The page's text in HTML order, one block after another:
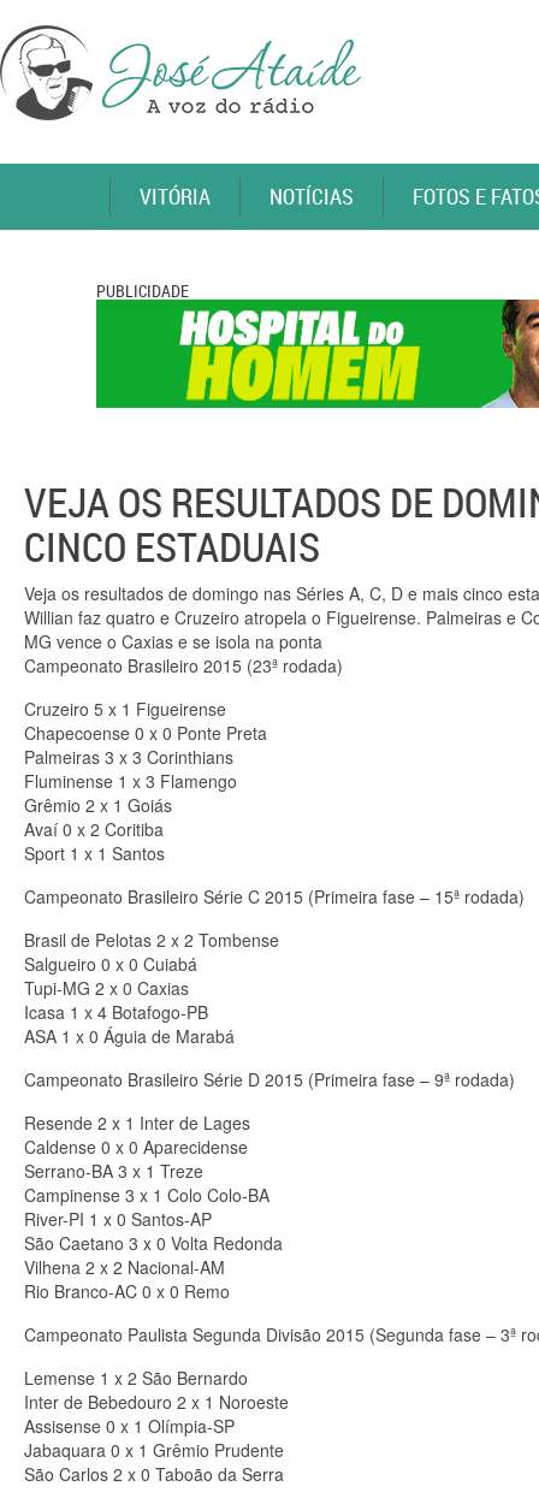
VITÓRIA NOTÍCIAS FOTOS E
PUBLICIDADE
VEJA OS RESULTADOS DE
CINCO ESTADUAIS
Veja os resultados de domingo nas Séries A, C, D e mais cinco
Willian faz quatro e Cruzeiro atropela o Figueirense. Palmeiras e
MG vence o Caxias e se isola na ponta
Campeonato Brasileiro 2015 (23ª rodada)
Cruzeiro 5 x 1 Figueirense
Chapecoense 0 x 0 Ponte Preta
Palmeiras 3 x 3 Corinthians
Fluminense 1 x 3 Flamengo
Grêmio 2 x 1 Goiás
Avaí 0 x 2 Coritiba
Sport 1 x 1 Santos
Campeonato Brasileiro Série C 2015 (Primeira fase – 15ª rodada)
Brasil de Pelotas 2 x 2 Tombense
Salgueiro 0 x 0 Cuiabá
Tupi-MG 2 x 0 Caxias
Icasa 1 x 4 Botafogo-PB
ASA 1 x 0 Águia de Marabá
Campeonato Brasileiro Série D 2015 (Primeira fase – 9ª rodada)
Resende 2 x 1 Inter de Lages
Caldense 0 x 0 Aparecidense
Serrano-BA 3 x 1 Treze
Campinense 3 x 1 Colo Colo-BA
River-PI 1 x 0 Santos-AP
São Caetano 3 x 0 Volta Redonda
Vilhena 2 x 2 Nacional-AM
Rio Branco-AC 0 x 0 Remo
Campeonato Paulista Segunda Divisão 2015 (Segunda fase – 3ª
Lemense 1 x 2 São Bernardo
Inter de Bebedouro 2 x 1 Noroeste
Assisense 0 x 1 Olímpia-SP
Jabaquara 0 x 1 Grêmio Prudente
São Carlos 2 x 0 Taboão da Serra